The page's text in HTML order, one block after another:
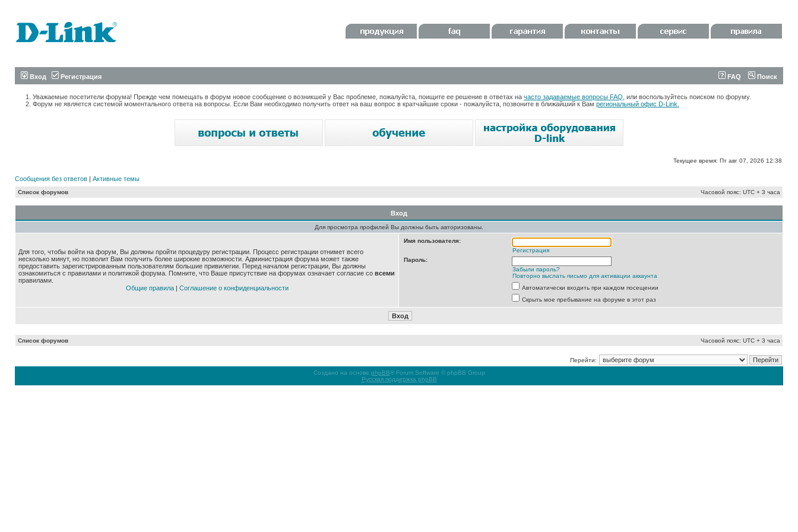
Вход Регистрация FAQ Поиск
Уважаемые посетители форума! Прежде чем помещать в форум новое сообщение о возникшей у Вас проблеме, пожалуйста, поищите ее решение в ответах на часто задаваемые вопросы FAQ , или воспользуйтесь поиском по форуму.
Форум не является системой моментального ответа на вопросы. Если Вам необходимо получить ответ на ваш вопрос в кратчайшие сроки - пожалуйста, позвоните в ближайший к Вам региональный офис D-Link.
Текущее время: Пт авг 07, 2026 12:38
Сообщения без ответов | Активные темы
Список форумов Часовой пояс: UTC + 3 часа
Вход
Для просмотра профилей Вы должны быть авторизованы.
Для того, чтобы войти на форум, Вы должны пройти процедуру регистрации. Процесс регистрации отнимет всего
несколько минут, но позволит Вам получить более широкие возможности. Администрация форума может также
предоставить зарегистрированным пользователям большие привилегии. Перед началом регистрации, Вы должны
ознакомиться с правилами и политикой форума. Помните, что Ваше присутствие на форумах означает согласие со всеми
правилами.
Общие правила| Соглашение о конфиденциальности
Имя пользователя:
Регистрация
Пароль:
Забыли пароль?
Повторно выслать письмо для активации аккаунта
Автоматически входить при каждом посещении
Скрыть мое пребывание на форуме в этот раз
Список форумов Часовой пояс: UTC + 3 часа
Перейти:
Создано на основе phpBB® Forum Software © phpBB Group
Русская поддержка phpBB